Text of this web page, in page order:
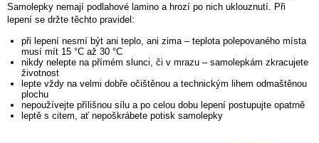
Samolepky nemají podlahové lamino a hrozí po nich uklouznutí. Při
lepení se držte těchto pravidel:
při lepení nesmí být ani teplo, ani zima – teplota polepovaného místa
musí mít 15 °C až 30 °C
nikdy nelepte na přímém slunci, či v mrazu – samolepkám zkracujete
životnost
lepte vždy na velmi dobře očištěnou a technickým lihem odmaštěnou
plochu
nepoužívejte přílišnou sílu a po celou dobu lepení postupujte opatrně
leptě s citem, ať nepoškrábete potisk samolepky